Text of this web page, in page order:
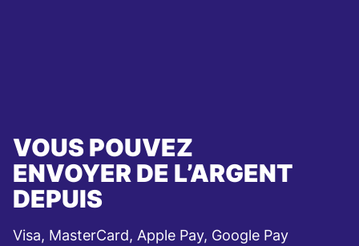
VOUS POUVEZ
ENVOYER DE L’ARGENT
DEPUIS
Visa, MasterCard, Apple Pay, Google Pay